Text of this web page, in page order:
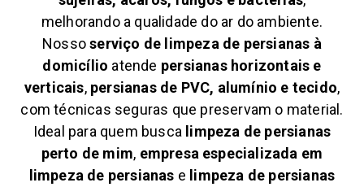
melhorando a qualidade do ar do ambiente.
Nossoserviço de limpeza de persianas à
domicílio atende persianas horizontais e
verticais, persianas de PVC, alumínio e tecido,
com técnicas seguras que preservam o material.
Ideal para quem busca limpeza de persianas
perto de mim, empresa especializada em
limpeza de persianas e limpeza de persianas